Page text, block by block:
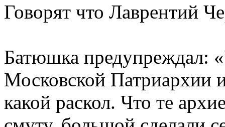
Говорят что Лаврентий
Батюшка предупреждал:
Московской Патриархии
какой раскол. Что те